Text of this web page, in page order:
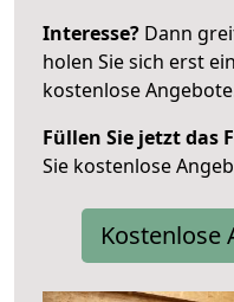
Interesse? Dann
holen Sie sich erst
kostenlose
Füllen Sie jetzt das
Sie kostenlose
Kostenlose